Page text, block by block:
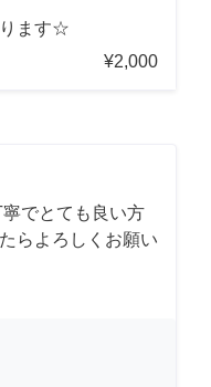
ります☆
¥2,000
でとても良い方
らよろしくお願い